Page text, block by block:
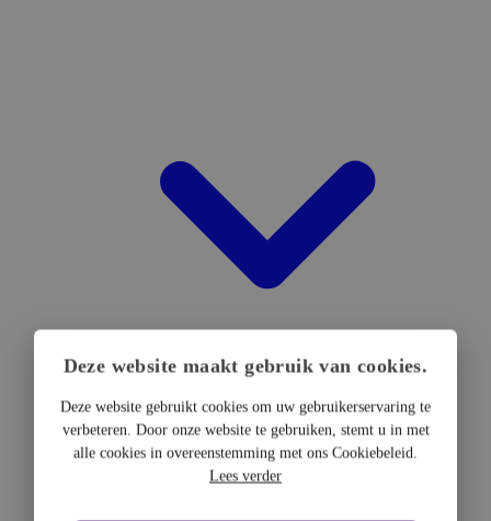
DTF Hardware
DTF Printers
Deze website maakt gebruik van cookies.
Deze website gebruikt cookies om uw gebruikerservaring te
verbeteren. Door onze website te gebruiken, stemt u in met
alle cookies in overeenstemming met ons Cookiebeleid.
Lees verder